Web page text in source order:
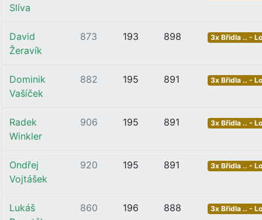
Slíva
David
Žeravík
873 193 898 3x Břidla .. -
Dominik
Vašíček
882 195 891 3x Břidla .. -
Radek
Winkler
906 195 891 3x Břidla .. -
Ondřej
Vojtášek
920 195 891 3x Břidla .. -
Lukáš
860 196 888 3x Břidla .. -